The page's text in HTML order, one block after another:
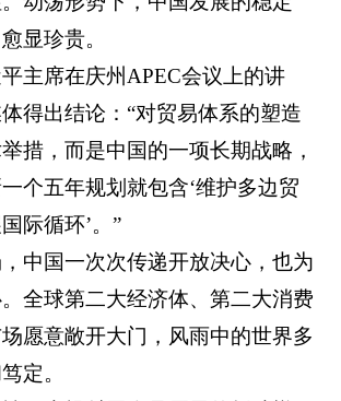
显珍贵。
主席在庆州APEC会议上的讲
得出结论：“对贸易体系的塑造
措，而是中国的一项长期战略，
个五年规划就包含‘维护多边贸
际循环’。”
中国一次次传递开放决心，也为
全球第二大经济体、第二大消费
愿意敞开大门，风雨中的世界多
定。